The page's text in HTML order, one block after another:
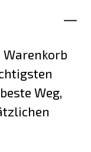
Warenkorb
Weg,